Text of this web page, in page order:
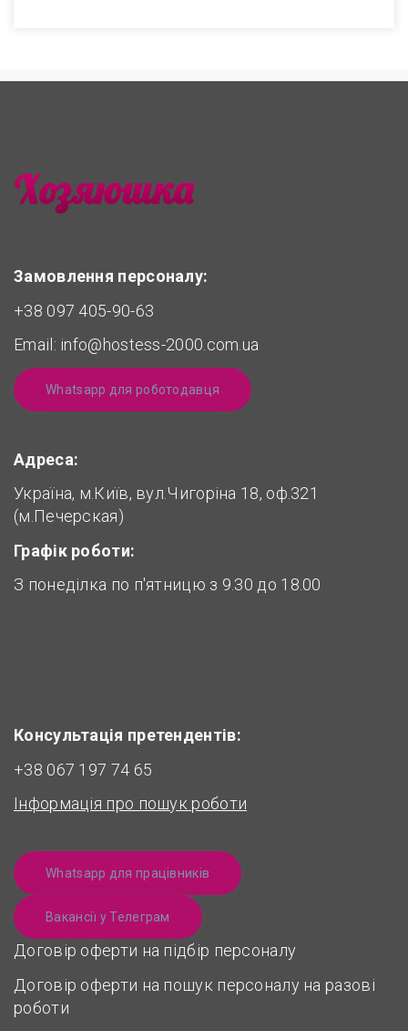
Замовлення персоналу:
+38 097 405-90-63
Email: info@hostess-2000.com.ua
Whatsapp для роботодавця
Адреса:
Україна, м.Київ, вул.Чигоріна 18, оф.321
(м.Печерская)
Графік роботи:
З понеділка по п'ятницю з 9.30 до 18.00
Консультація претендентів:
+38 067 197 74 65
Інформація про пошук роботи
Whatsapp для працівників
Вакансії у Телеграм
Договір оферти на підбір персоналу
Договір оферти на пошук персоналу на разові
роботи